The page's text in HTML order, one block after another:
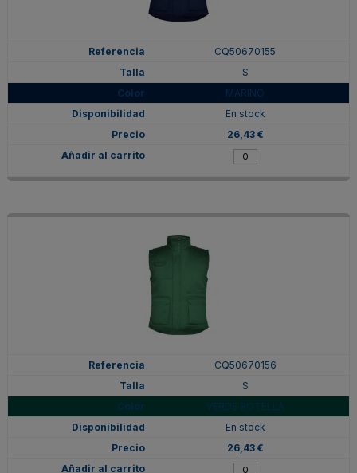
CQ50670155
S
MARINO
En stock
26,43 €
CQ50670156
S
VERDE BOTELLA
En stock
26,43 €